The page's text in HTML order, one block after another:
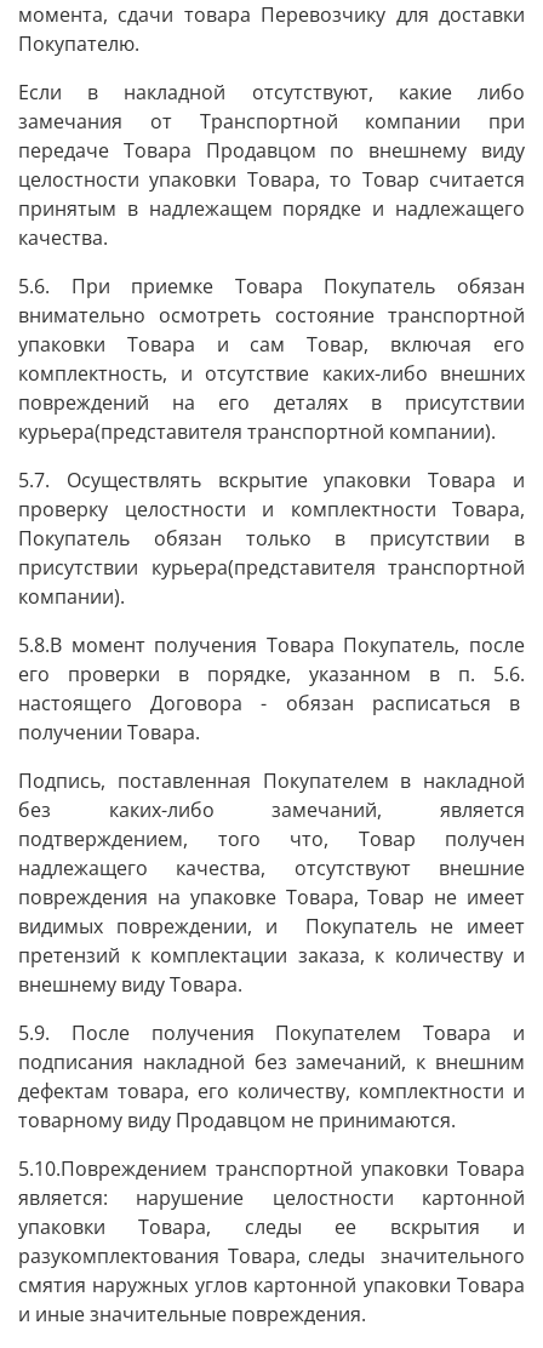
момента, сдачи товара Перевозчику для доставки
Покупателю.
Если в накладной отсутствуют, какие либо
замечания от Транспортной компании при
передаче Товара Продавцом по внешнему виду
целостности упаковки Товара, то Товар считается
принятым в надлежащем порядке и надлежащего
качества.
5.6. При приемке Товара Покупатель обязан
внимательно осмотреть состояние транспортной
упаковки Товара и сам Товар, включая его
комплектность, и отсутствие каких-либо внешних
повреждений на его деталях в присутствии
курьера(представителя транспортной компании).
5.7. Осуществлять вскрытие упаковки Товара и
проверку целостности и комплектности Товара,
Покупатель обязан только в присутствии в
присутствии курьера(представителя транспортной
компании).
5.8.В момент получения Товара Покупатель, после
его проверки в порядке, указанном в п. 5.6.
настоящего Договора - обязан расписаться в
получении Товара.
Подпись, поставленная Покупателем в накладной
без каких-либо замечаний, является
подтверждением, того что, Товар получен
надлежащего качества, отсутствуют внешние
повреждения на упаковке Товара, Товар не имеет
видимых повреждении, и Покупатель не имеет
претензий к комплектации заказа, к количеству и
внешнему виду Товара.
5.9. После получения Покупателем Товара и
подписания накладной без замечаний, к внешним
дефектам товара, его количеству, комплектности и
товарному виду Продавцом не принимаются.
5.10.Повреждением транспортной упаковки Товара
является: нарушение целостности картонной
упаковки Товара, следы ее вскрытия и
разукомплектования Товара, следы значительного
смятия наружных углов картонной упаковки Товара
и иные значительные повреждения.